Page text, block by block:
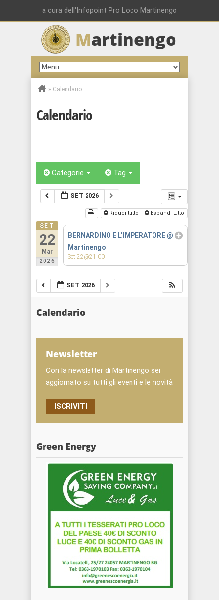
a cura dell'Infopoint Pro Loco Martinengo
Martinengo
» Calendario
Calendario
Categorie Tag
SET 2026
Riduci tutto Espandi tutto
SET
22
Mar
2026
BERNARDINO E L’IMPERATORE@
Martinengo
Set 22@21:00
SET 2026
Calendario
Newsletter
Con la newsletter di Martinengo sei
aggiornato su tutti gli eventi e le novità
ISCRIVITI
Green Energy